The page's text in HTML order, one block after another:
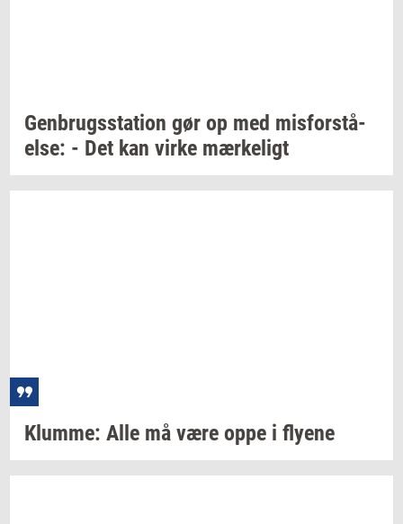
Gen­brugs­sta­tion gør op med mis­for­stå­
el­se: - Det kan virke mær­ke­ligt
Klum­me: Alle må være oppe i fly­e­ne